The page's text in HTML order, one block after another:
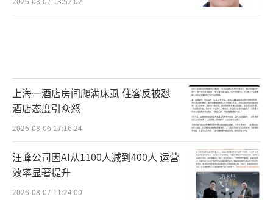
肯定也在关注。
女朋友：女朋友估计一边干活一边看着男
友和老丈人之间的互动。她心里可能也有点紧
张，毕竟关系再好也怕父母对男朋友有看法。
所以，她可能也希望男友表现积极点，让父母
心里放心。
上海一酒店房间爬满床虱 住客反被怼
酒店态度引众怒
2026-08-06 17:16:24
汪峰公司因AI从1100人减到400人 运营
效率显著提升
2026-08-07 11:24:00